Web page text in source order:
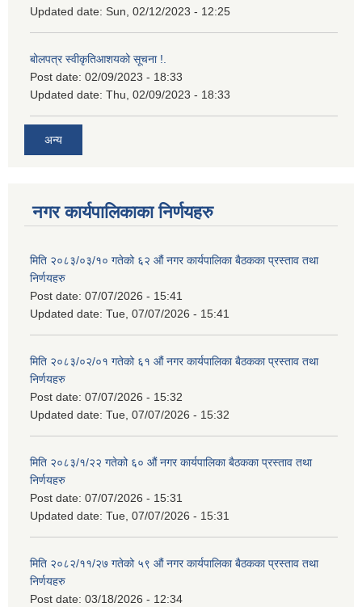
Updated date: Sun, 02/12/2023 - 12:25
बोलपत्र स्वीकृतिआशयको सूचना !.
Post date: 02/09/2023 - 18:33
Updated date: Thu, 02/09/2023 - 18:33
अन्य
नगर कार्यपालिकाका निर्णयहरु
मिति २०८३/०३/१० गतेको ६२ औं नगर कार्यपालिका बैठकका प्रस्ताव तथा
निर्णयहरु
Post date: 07/07/2026 - 15:41
Updated date: Tue, 07/07/2026 - 15:41
मिति २०८३/०२/०१ गतेको ६१ औं नगर कार्यपालिका बैठकका प्रस्ताव तथा
निर्णयहरु
Post date: 07/07/2026 - 15:32
Updated date: Tue, 07/07/2026 - 15:32
मिति २०८३/१/२२ गतेको ६० औं नगर कार्यपालिका बैठकका प्रस्ताव तथा
निर्णयहरु
Post date: 07/07/2026 - 15:31
Updated date: Tue, 07/07/2026 - 15:31
मिति २०८२/११/२७ गतेको ५९ औं नगर कार्यपालिका बैठकका प्रस्ताव तथा
निर्णयहरु
Post date: 03/18/2026 - 12:34